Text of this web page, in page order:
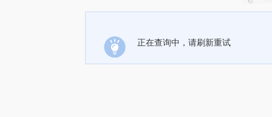
正在查询中，请刷新重试